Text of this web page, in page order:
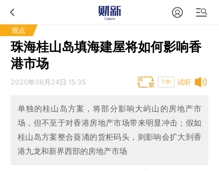
观点
珠海桂山岛填海建屋将如何影响香
港市场
试听
2020年06月24日 15:35 T中
单独的桂山岛方案，将部分影响大屿山的房地产市
场，但不至于对香港房地产市场带来明显冲击；假如
桂山岛方案整合葵涌的货柜码头，则影响会扩大到香
港九龙和新界西部的房地产市场